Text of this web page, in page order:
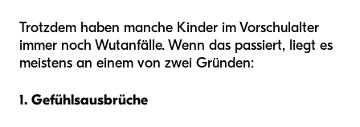
Trotzdem haben manche Kinder im Vorschulalter
immer noch Wutanfälle. Wenn das passiert, liegt es
meistens an einem von zwei Gründen:
1. Gefühlsausbrüche